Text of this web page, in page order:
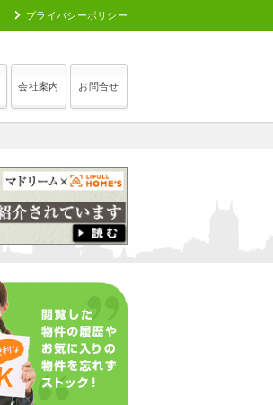
プライバシーポリシー
会社案内 お問合せ